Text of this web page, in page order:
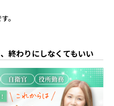
。
終わりにしなくてもいい